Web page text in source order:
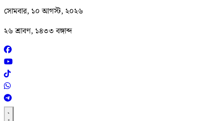
সোমবার, ১০ আগস্ট, ২০২৬
২৬ শ্রাবণ, ১৪৩৩ বঙ্গাব্দ